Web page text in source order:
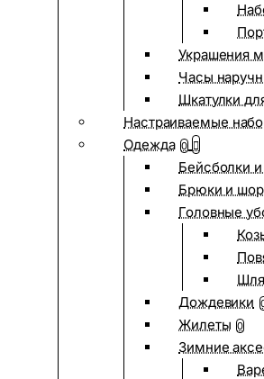
Украшения
Часы
Шкатулки
Настраиваемые
Одежда 0
Бейсболки
Брюки и
Головные
Дождевики
Жилеты 0
Зимние